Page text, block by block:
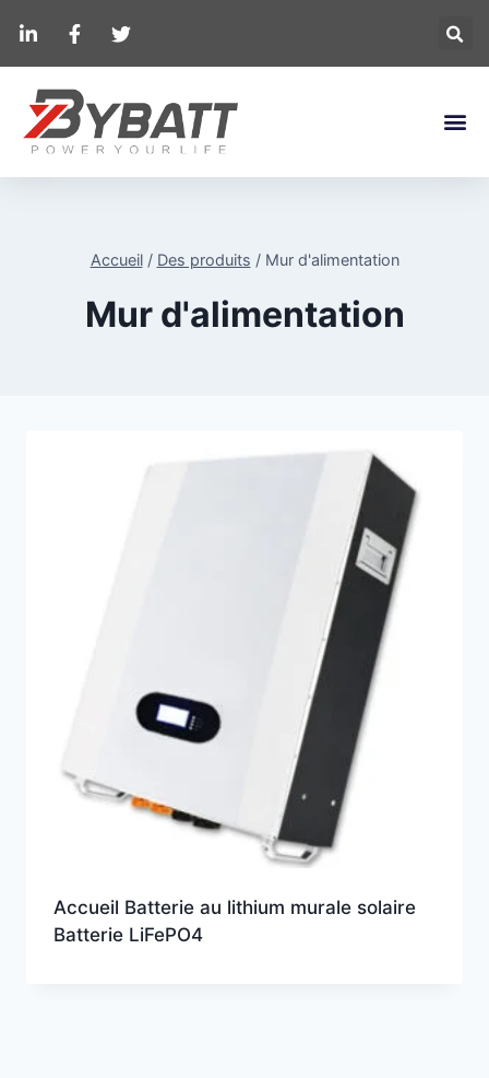
Accueil / Des produits / Mur d'alimentation
Mur d'alimentation
Accueil Batterie au lithium murale solaire
Batterie LiFePO4